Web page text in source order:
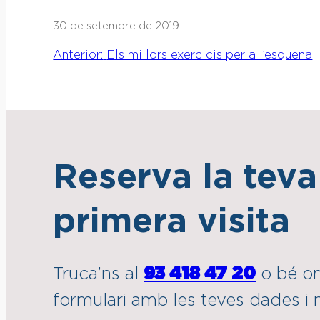
30 de setembre de 2019
Anterior: Els millors exercicis per a l’esquena
Reserva la teva
primera visita
Truca’ns al 93 418 47 20 o bé
formulari amb les teves dades i